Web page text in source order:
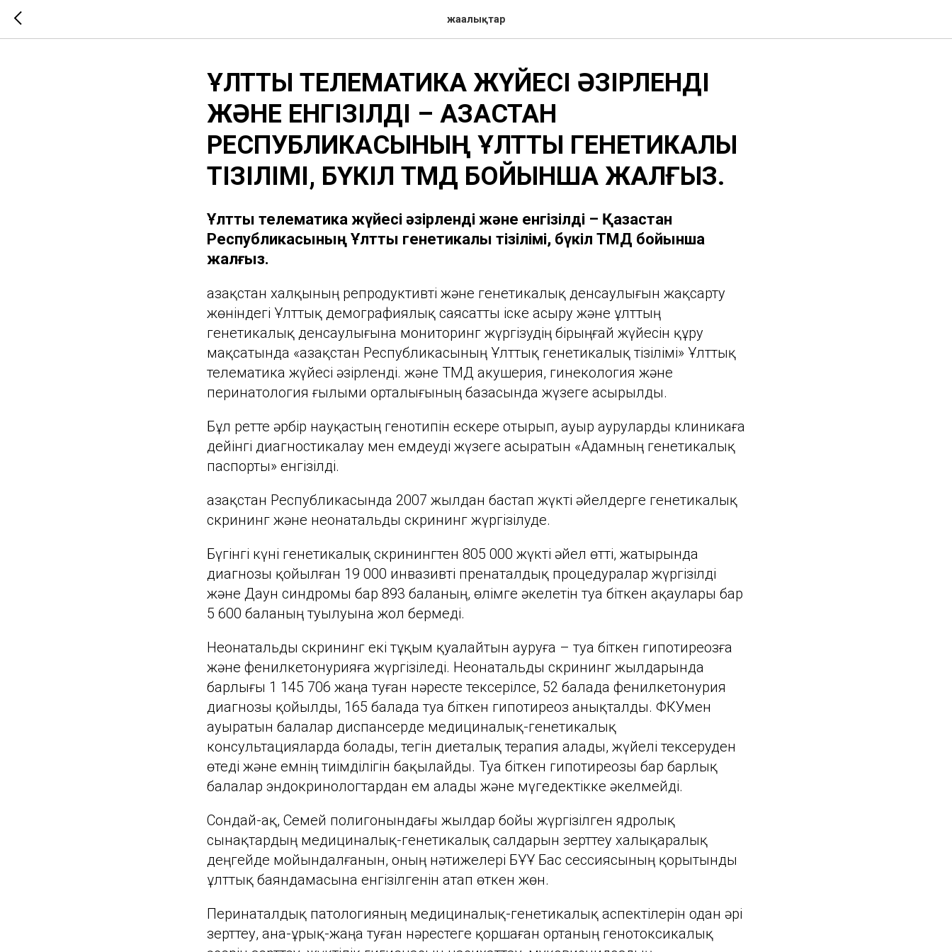
жаңалықтар
ҰЛТТЫҚ ТЕЛЕМАТИКА ЖҮЙЕСІ ӘЗІРЛЕНДІ
ЖӘНЕ ЕНГІЗІЛДІ – ҚАЗАҚСТАН
РЕСПУБЛИКАСЫНЫҢ ҰЛТТЫҚ ГЕНЕТИКАЛЫҚ
ТІЗІЛІМІ, БҮКІЛ ТМД БОЙЫНША ЖАЛҒЫЗ.
Ұлттық телематика жүйесі әзірленді және енгізілді – Қазақстан
Республикасының Ұлттық генетикалық тізілімі, бүкіл ТМД бойынша
жалғыз.
Қазақстан халқының репродуктивті және генетикалық денсаулығын жақсарту
жөніндегі Ұлттық демографиялық саясатты іске асыру және ұлттың
генетикалық денсаулығына мониторинг жүргізудің бірыңғай жүйесін құру
мақсатында «Қазақстан Республикасының Ұлттық генетикалық тізілімі» Ұлттық
телематика жүйесі әзірленді. және ТМД акушерия, гинекология және
перинатология ғылыми орталығының базасында жүзеге асырылды.
Бұл ретте әрбір науқастың генотипін ескере отырып, ауыр ауруларды клиникаға
дейінгі диагностикалау мен емдеуді жүзеге асыратын «Адамның генетикалық
паспорты» енгізілді.
Қазақстан Республикасында 2007 жылдан бастап жүкті әйелдерге генетикалық
скрининг және неонатальды скрининг жүргізілуде.
Бүгінгі күні генетикалық скринингтен 805 000 жүкті әйел өтті, жатырында
диагнозы қойылған 19 000 инвазивті пренаталдық процедуралар жүргізілді
және Даун синдромы бар 893 баланың, өлімге әкелетін туа біткен ақаулары бар
5 600 баланың туылуына жол бермеді.
Неонатальды скрининг екі тұқым қуалайтын ауруға – туа біткен гипотиреозға
және фенилкетонурияға жүргізіледі. Неонатальды скрининг жылдарында
барлығы 1 145 706 жаңа туған нәресте тексерілсе, 52 балада фенилкетонурия
диагнозы қойылды, 165 балада туа біткен гипотиреоз анықталды. ФКУмен
ауыратын балалар диспансерде медициналық-генетикалық
консультацияларда болады, тегін диеталық терапия алады, жүйелі тексеруден
өтеді және емнің тиімділігін бақылайды. Туа біткен гипотиреозы бар барлық
балалар эндокринологтардан ем алады және мүгедектікке әкелмейді.
Сондай-ақ, Семей полигонындағы жылдар бойы жүргізілген ядролық
сынақтардың медициналық-генетикалық салдарын зерттеу халықаралық
деңгейде мойындалғанын, оның нәтижелері БҰҰ Бас сессиясының қорытынды
ұлттық баяндамасына енгізілгенін атап өткен жөн.
Перинаталдық патологияның медициналық-генетикалық аспектілерін одан әрі
зерттеу, ана-ұрық-жаңа туған нәрестеге қоршаған ортаның генотоксикалық